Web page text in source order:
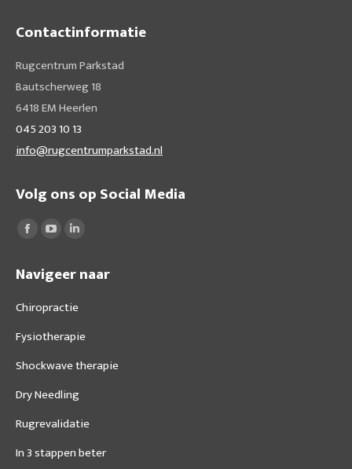
Contactinformatie
Rugcentrum Parkstad
Bautscherweg 18
6418 EM Heerlen
045 203 10 13
info@rugcentrumparkstad.nl
Volg ons op Social Media
Vind ons op:
Facebook
opens
in
new
window
YouTube
opens
window
Linkedin
opens
window
Navigeer naar
Chiropractie
Fysiotherapie
Shockwave therapie
Dry Needling
Rugrevalidatie
In 3 stappen beter